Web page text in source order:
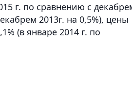
г. по сравнению с
2013г. на 0,5%), цены
(в январе 2014 г. по